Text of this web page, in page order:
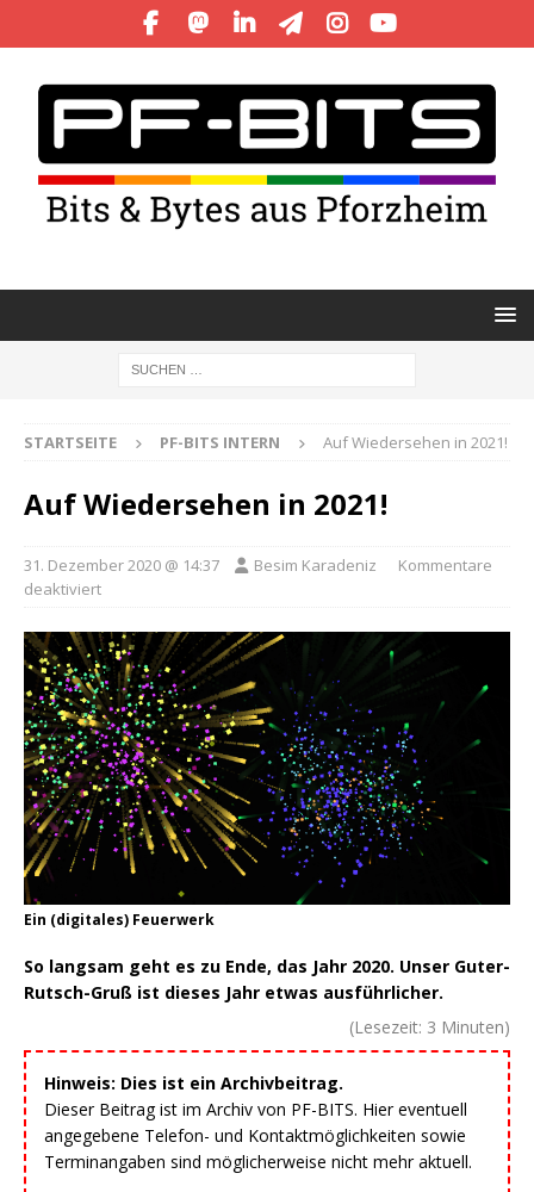
STARTSEITE PF-BITS INTERN Auf Wiedersehen in 2021!
Auf Wiedersehen in 2021!
31. Dezember 2020 @ 14:37 Besim Karadeniz
Kommentare
deaktiviert
Ein (digitales) Feuerwerk
So langsam geht es zu Ende, das Jahr 2020. Unser Guter-
Rutsch-Gruß ist dieses Jahr etwas ausführlicher.
(Lesezeit: 3 Minuten)
Hinweis: Dies ist ein Archivbeitrag.
Dieser Beitrag ist im Archiv von PF-BITS. Hier eventuell
angegebene Telefon- und Kontaktmöglichkeiten sowie
Terminangaben sind möglicherweise nicht mehr aktuell.